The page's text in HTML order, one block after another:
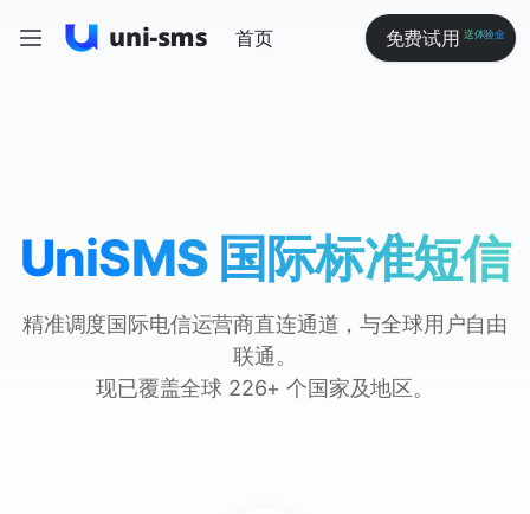
首页 免费试用 送体验金
UniSMS 国际标准短信
精准调度国际电信运营商直连通道，与全球用户自由
联通。
现已覆盖全球 226+ 个国家及地区。